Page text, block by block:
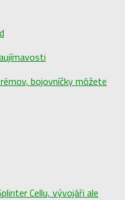
bojovníčky môžete
Cellu, vývojáři ale